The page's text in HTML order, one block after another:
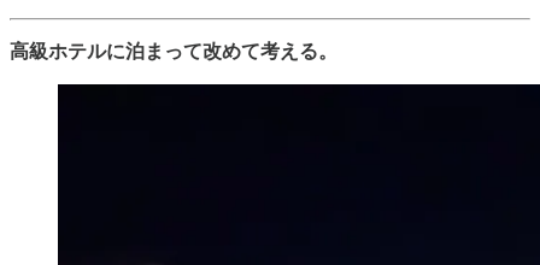
高級ホテルに泊まって改めて考える。